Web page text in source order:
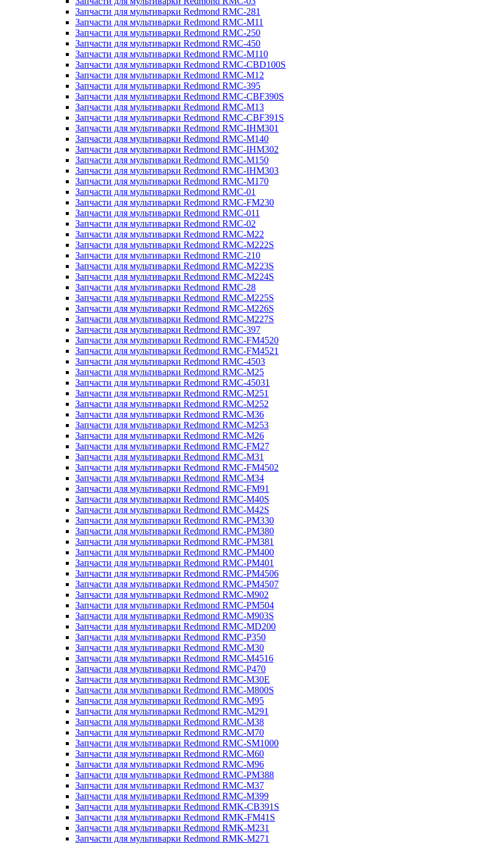
Запчасти для мультиварки Redmond RMC-281
Запчасти для мультиварки Redmond RMC-M11
Запчасти для мультиварки Redmond RMC-250
Запчасти для мультиварки Redmond RMC-450
Запчасти для мультиварки Redmond RMC-M110
Запчасти для мультиварки Redmond RMC-CBD100S
Запчасти для мультиварки Redmond RMC-M12
Запчасти для мультиварки Redmond RMC-395
Запчасти для мультиварки Redmond RMC-CBF390S
Запчасти для мультиварки Redmond RMC-M13
Запчасти для мультиварки Redmond RMC-CBF391S
Запчасти для мультиварки Redmond RMC-IHM301
Запчасти для мультиварки Redmond RMC-M140
Запчасти для мультиварки Redmond RMC-IHM302
Запчасти для мультиварки Redmond RMC-M150
Запчасти для мультиварки Redmond RMC-IHM303
Запчасти для мультиварки Redmond RMC-M170
Запчасти для мультиварки Redmond RMC-01
Запчасти для мультиварки Redmond RMC-FM230
Запчасти для мультиварки Redmond RMC-011
Запчасти для мультиварки Redmond RMC-02
Запчасти для мультиварки Redmond RMC-M22
Запчасти для мультиварки Redmond RMC-M222S
Запчасти для мультиварки Redmond RMC-210
Запчасти для мультиварки Redmond RMC-M223S
Запчасти для мультиварки Redmond RMC-M224S
Запчасти для мультиварки Redmond RMC-28
Запчасти для мультиварки Redmond RMC-M225S
Запчасти для мультиварки Redmond RMC-M226S
Запчасти для мультиварки Redmond RMC-M227S
Запчасти для мультиварки Redmond RMC-397
Запчасти для мультиварки Redmond RMC-FM4520
Запчасти для мультиварки Redmond RMC-FM4521
Запчасти для мультиварки Redmond RMC-4503
Запчасти для мультиварки Redmond RMC-M25
Запчасти для мультиварки Redmond RMC-45031
Запчасти для мультиварки Redmond RMC-M251
Запчасти для мультиварки Redmond RMC-M252
Запчасти для мультиварки Redmond RMC-M36
Запчасти для мультиварки Redmond RMC-M253
Запчасти для мультиварки Redmond RMC-M26
Запчасти для мультиварки Redmond RMC-FM27
Запчасти для мультиварки Redmond RMC-M31
Запчасти для мультиварки Redmond RMC-FM4502
Запчасти для мультиварки Redmond RMC-M34
Запчасти для мультиварки Redmond RMC-FM91
Запчасти для мультиварки Redmond RMC-M40S
Запчасти для мультиварки Redmond RMC-M42S
Запчасти для мультиварки Redmond RMC-PM330
Запчасти для мультиварки Redmond RMC-PM380
Запчасти для мультиварки Redmond RMC-PM381
Запчасти для мультиварки Redmond RMC-PM400
Запчасти для мультиварки Redmond RMC-PM401
Запчасти для мультиварки Redmond RMC-PM4506
Запчасти для мультиварки Redmond RMC-PM4507
Запчасти для мультиварки Redmond RMC-M902
Запчасти для мультиварки Redmond RMC-PM504
Запчасти для мультиварки Redmond RMC-M903S
Запчасти для мультиварки Redmond RMC-MD200
Запчасти для мультиварки Redmond RMC-P350
Запчасти для мультиварки Redmond RMC-M30
Запчасти для мультиварки Redmond RMC-M4516
Запчасти для мультиварки Redmond RMC-P470
Запчасти для мультиварки Redmond RMC-M30E
Запчасти для мультиварки Redmond RMC-M800S
Запчасти для мультиварки Redmond RMC-M95
Запчасти для мультиварки Redmond RMC-M291
Запчасти для мультиварки Redmond RMC-M38
Запчасти для мультиварки Redmond RMC-M70
Запчасти для мультиварки Redmond RMC-SM1000
Запчасти для мультиварки Redmond RMC-M60
Запчасти для мультиварки Redmond RMC-M96
Запчасти для мультиварки Redmond RMC-PM388
Запчасти для мультиварки Redmond RMC-M37
Запчасти для мультиварки Redmond RMC-M399
Запчасти для мультиварки Redmond RMK-CB391S
Запчасти для мультиварки Redmond RMK-FM41S
Запчасти для мультиварки Redmond RMK-M231
Запчасти для мультиварки Redmond RMK-M271